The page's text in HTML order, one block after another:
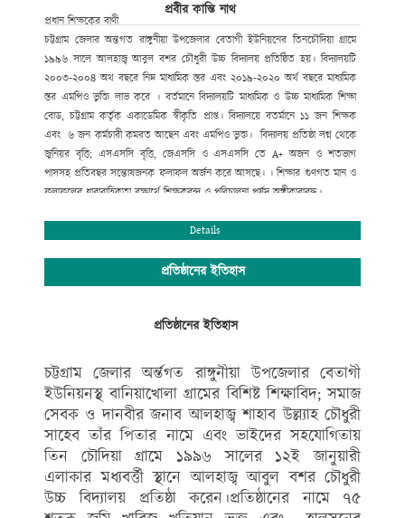
প্রবীর কান্তি নাথ
প্রধান শিক্ষকের বাণী
চট্টগ্রাম জেলার অন্তগত রাঙ্গুনীয়া উপজেলার বেতাগী ইউনিয়নের তিনচৌদিয়া গ্রামে
১৯৯৬ সালে আলহাজ্ব আবুল বশর চৌধুরী উচ্চ বিদ্যালয় প্রতিষ্ঠিত হয়। বিদ্যালয়টি
২০০৩-২০০৪ অথ বছরে নিম্ন মাধ্যমিক স্তর এবং ২০১৯-২০২০ অর্থ বছরে মাধ্যমিক
স্তর এমপিও ভুক্তি লাভ করে । বর্তমানে বিদ্যালয়টি মাধ্যমিক ও উচ্চ মাধ্যমিক শিক্ষা
বোড, চট্টগ্রাম কর্তৃক একাডেমিক স্বীকৃতি প্রাপ্ত। বিদ্যালয়ে বতর্মানে ১১ জন শিক্ষক
এবং ৬ জন কর্মচারী কমরত আছেন এবং এমপিও ভুক্ত। বিদ্যালয় প্রতিষ্ঠা লগ্ন থেকে
জুনিয়র বৃত্তি; এসএসসি বৃত্তি, জেএসসি ও এসএসসি তে A+ অজন ও শতভাগ
পাসসহ প্রতিবছর সন্তোষজনক ফলাফল অর্জন করে আসছে। । শিক্ষার গুণগত মান ও
ফলাফলের ধারাবাহিকতা রক্ষার্থে শিক্ষকবৃন্দ ও পরিচালনা পর্ষদ অঙ্গীকারাবদ্ধ।
আমি বিদ্যালয়ের উত্তরোত্তর সফলতা কামনা করি।
প্রধান শিক্ষক/সম্পাদক
Details
প্রতিষ্ঠানের ইতিহাস
প্রতিষ্ঠানের ইতিহাস
চট্টগ্রাম জেলার অর্ন্তগত রাঙ্গুনীয়া উপজেলার বেতাগী
ইউনিয়নস্থ বানিয়াখোলা গ্রামের বিশিষ্ট শিক্ষাবিদ; সমাজ
সেবক ও দানবীর জনাব আলহাজ্ব শাহাব উল্ল্যাহ চৌধুরী
সাহেব তাঁর পিতার নামে এবং ভাইদের সহযোগিতায়
তিন চৌদিয়া গ্রামে ১৯৯৬ সালের ১২ই জানুয়ারী
এলাকার মধ্যবর্ত্তী স্থানে আলহাজ্ব আবুল বশর চৌধুরী
উচ্চ বিদ্যালয় প্রতিষ্ঠা করেন।প্রতিষ্ঠানের নামে ৭৫